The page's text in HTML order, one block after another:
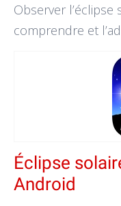
Observer
comprendre et
Éclipse
Android